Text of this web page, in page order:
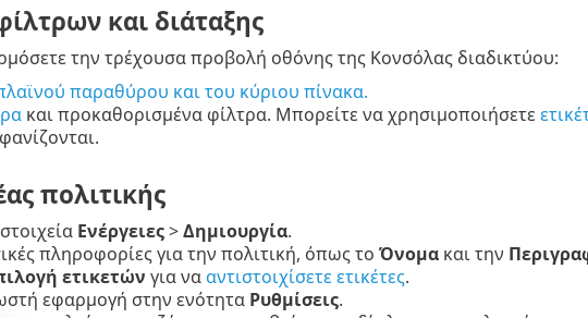
και διάταξης
την τρέχουσα προβολή οθόνης της Κονσόλας διαδικτύου:
παραθύρου και του κύριου πίνακα.
και προκαθορισμένα φίλτρα. Μπορείτε να χρησιμοποιήσετε
πολιτικής
Ενέργειες>Δημιουργία.
πληροφορίες για την πολιτική, όπως το Όνομακαι την
ετικετών για νααντιστοιχίσετε ετικέτες.
εφαρμογή στην ενότητα Ρυθμίσεις.